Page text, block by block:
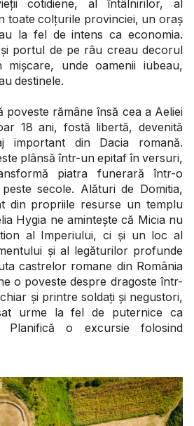
cotidiene, al întâlnirilor, al
toate colțurile provinciei, un oraș
la fel de intens ca economia.
portul de pe râu creau decorul
unde oamenii iubeau,
destinele.
poveste rămâne însă cea a Aeliei
18 ani, fostă libertă, devenită
important din Dacia romană.
plânsă într-un epitaf în versuri,
piatra funerară într-o
secole. Alături de Domitia,
din propriile resurse un templu
Hygia ne amintește că Micia nu
al Imperiului, ci și un loc al
și al legăturilor profunde
castrelor romane din România
o poveste despre dragoste într-
și printre soldați și negustori,
urme la fel de puternice ca
Planifică o excursie folosind